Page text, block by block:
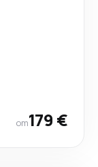
от179 €